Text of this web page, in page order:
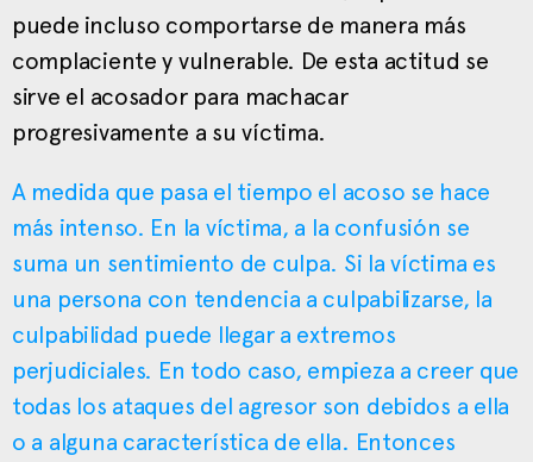
puede incluso comportarse de manera más
complaciente y vulnerable. De esta actitud se
sirve el acosador para machacar
progresivamente a su víctima.
A medida que pasa el tiempo el acoso se hace
más intenso. En la víctima, a la confusión se
suma un sentimiento de culpa. Si la víctima es
una persona con tendencia a culpabilizarse, la
culpabilidad puede llegar a extremos
perjudiciales. En todo caso, empieza a creer que
todas los ataques del agresor son debidos a ella
o a alguna característica de ella. Entonces